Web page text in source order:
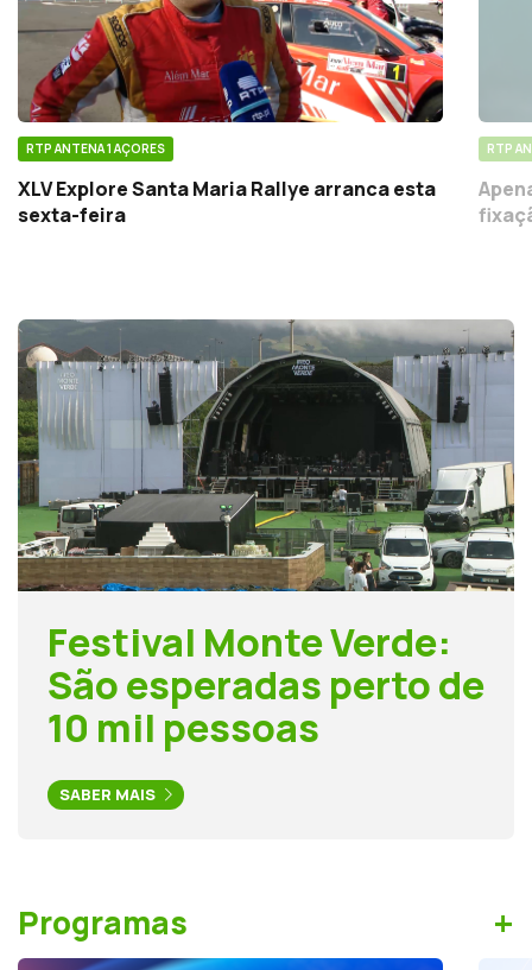
RTP ANTENA 1 AÇORES
XLV Explore Santa Maria Rallye arranca esta
sexta-feira
RTP
Festival Monte Verde:
São esperadas perto de
10 mil pessoas
SABER MAIS
Programas +